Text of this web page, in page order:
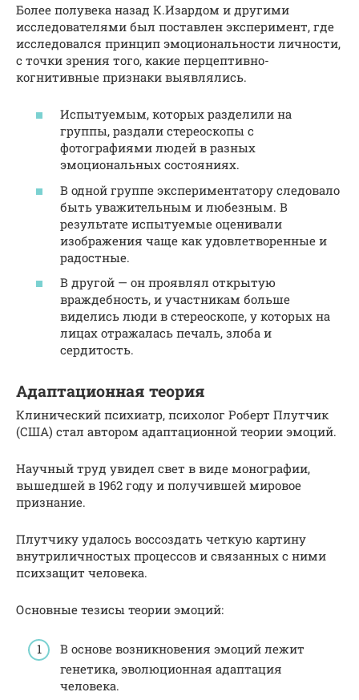
Более полувека назад К.Изардом и другими
исследователями был поставлен эксперимент, где
исследовался принцип эмоциональности личности,
с точки зрения того, какие перцептивно-
когнитивные признаки выявлялись.
Испытуемым, которых разделили на
группы, раздали стереоскопы с
фотографиями людей в разных
эмоциональных состояниях.
В одной группе экспериментатору следовало
быть уважительным и любезным. В
результате испытуемые оценивали
изображения чаще как удовлетворенные и
радостные.
В другой — он проявлял открытую
враждебность, и участникам больше
виделись люди в стереоскопе, у которых на
лицах отражалась печаль, злоба и
сердитость.
Адаптационная теория
Клинический психиатр, психолог Роберт Плутчик
(США) стал автором адаптационной теории эмоций.
Научный труд увидел свет в виде монографии,
вышедшей в 1962 году и получившей мировое
признание.
Плутчику удалось воссоздать четкую картину
внутриличностых процессов и связанных с ними
психзащит человека.
Основные тезисы теории эмоций:
В основе возникновения эмоций лежит
генетика, эволюционная адаптация
человека.